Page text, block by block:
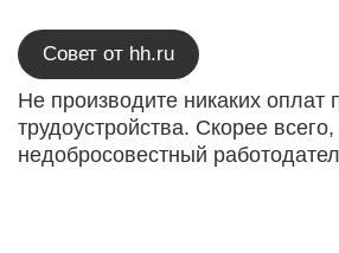
Совет от hh.ru
Не производите никаких оплат
трудоустройства. Скорее
недобросовестный